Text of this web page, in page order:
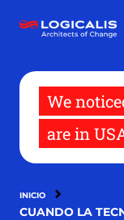
contenido
We
are in
INICIO
CUANDO LA